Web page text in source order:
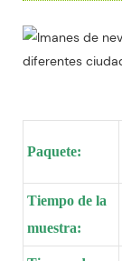
Paquete:
Tiempo de la
muestra: